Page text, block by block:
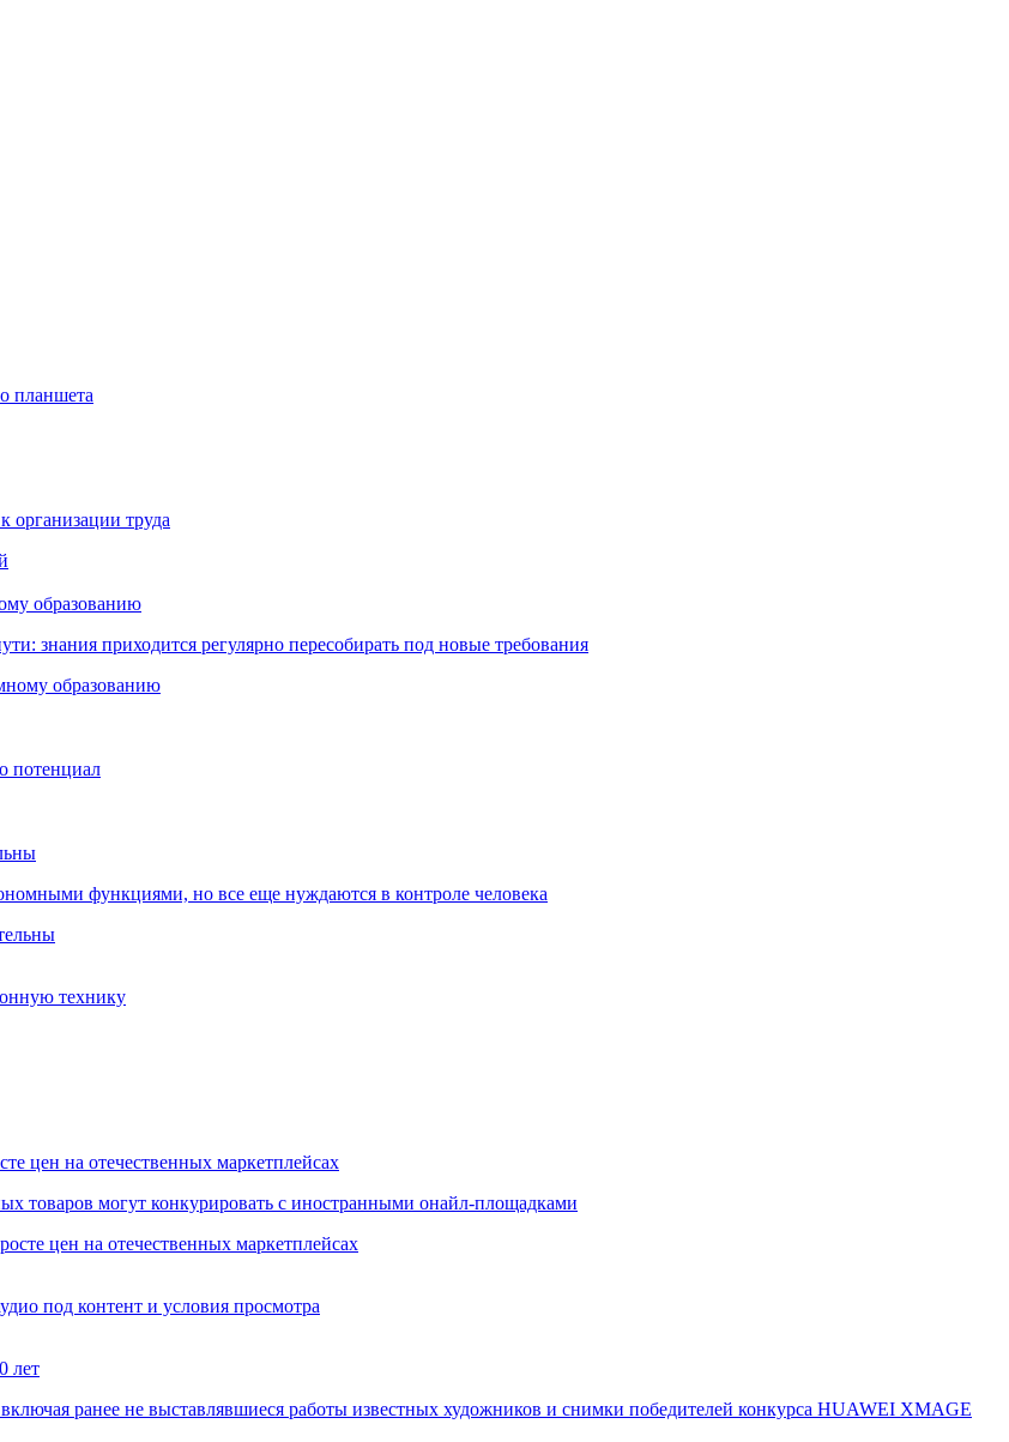
планшета
организации труда
образованию
знания приходится регулярно пересобирать под новые требования
потенциал
функциями, но все еще нуждаются в контроле человека
технику
цен на отечественных маркетплейсах
товаров могут конкурировать с иностранными онайл-площадками
под контент и условия просмотра
лет
ранее не выставлявшиеся работы известных художников и снимки победителей конкурса HUAWEI XMAGE